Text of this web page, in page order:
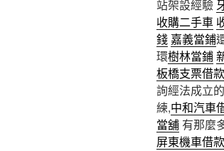
站架設經驗
收購二手車
錢 嘉義當鋪
環樹林當鋪
板橋支票借款
詢經法成立
練,中和汽車
當舖 有那麼
屏東機車借款